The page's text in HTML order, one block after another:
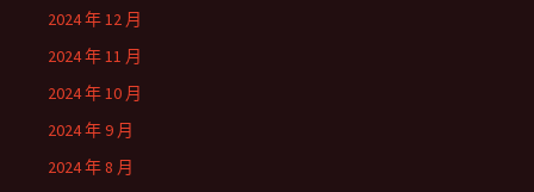
2024 年 12 月
2024 年 11 月
2024 年 10 月
2024 年 9 月
2024 年 8 月